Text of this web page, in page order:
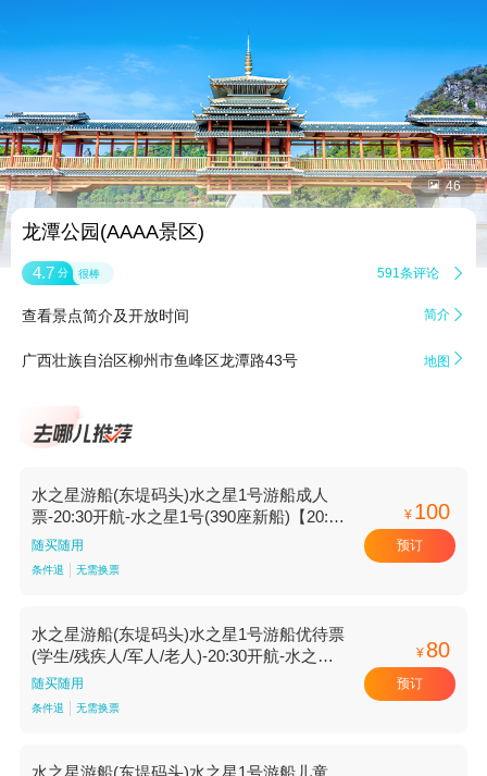
 46
龙潭公园(AAAA景区)
4.7 分 很棒 591条评论 
查看景点简介及开放时间 简介 
广西壮族自治区柳州市鱼峰区龙潭路43号 地图 
水之星游船(东堤码头)水之星1号游船成人
票-20:30开航-水之星1号(390座新船)【20:30
开航 水之星1号(390座新船)】
随买随用
条件退 无需换票
¥ 100
预订
水之星游船(东堤码头)水之星1号游船优待票
(学生/残疾人/军人/老人)-20:30开航-水之星1
号(390座新船)【20:30开航 水之星1号(390
座新船)】
随买随用
条件退 无需换票
¥ 80
预订